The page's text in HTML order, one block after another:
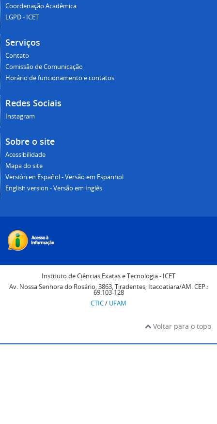
Coordenação Acadêmica
LGPD - ICET
Serviços
Contato
Comissão de Comunicação
Horário de funcionamento e contatos
Redes Sociais
Instagram
Sobre o site
Acessibilidade
Mapa do site
Versión en Español - Versão em Espanhol
English version - Versão em Inglês
Instituto de Ciências Exatas e Tecnologia - ICET
Av. Nossa Senhora do Rosário, 3863, Tiradentes, Itacoatiara/AM. CEP.:
69.103-128
CTIC/ UFAM
Voltar para o topo